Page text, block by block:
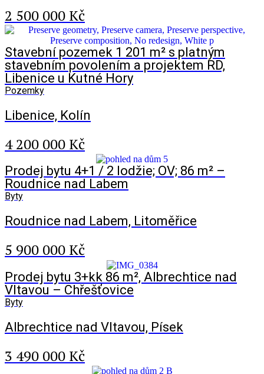
2 500 000 Kč
Stavební pozemek 1 201 m² s platným
stavebním povolením a projektem RD,
Libenice u Kutné Hory
Pozemky
Libenice, Kolín
4 200 000 Kč
Prodej bytu 4+1 / 2 lodžie; OV; 86 m² –
Roudnice nad Labem
Byty
Roudnice nad Labem, Litoměřice
5 900 000 Kč
Prodej bytu 3+kk 86 m², Albrechtice nad
Vltavou – Chřešťovice
Byty
Albrechtice nad Vltavou, Písek
3 490 000 Kč